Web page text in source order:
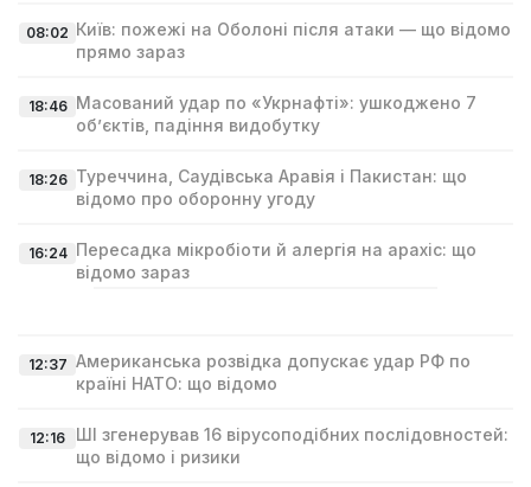
08:02 Київ: пожежі на Оболоні після атаки — що відомо
прямо зараз
18:46 Масований удар по «Укрнафті»: ушкоджено 7
об’єктів, падіння видобутку
18:26 Туреччина, Саудівська Аравія і Пакистан: що
відомо про оборонну угоду
16:24 Пересадка мікробіоти й алергія на арахіс: що
відомо зараз
12:37 Американська розвідка допускає удар РФ по
країні НАТО: що відомо
12:16
ШІ згенерував 16 вірусоподібних послідовностей:
що відомо і ризики